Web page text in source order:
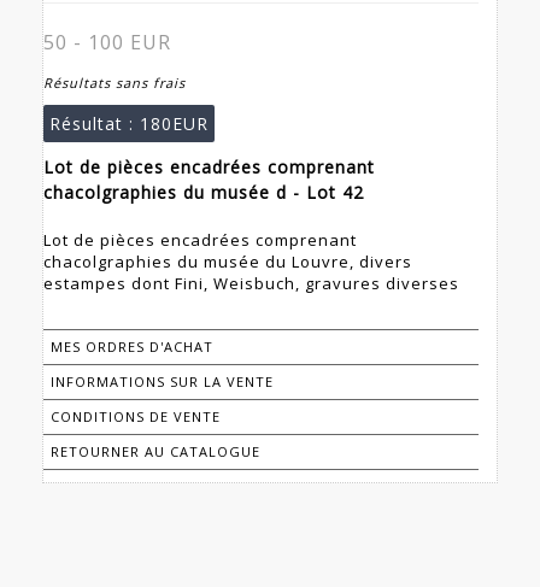
50 - 100 EUR
Résultats sans frais
Résultat : 180EUR
Lot de pièces encadrées comprenant
chacolgraphies du musée d - Lot 42
Lot de pièces encadrées comprenant
chacolgraphies du musée du Louvre, divers
estampes dont Fini, Weisbuch, gravures diverses
MES ORDRES D'ACHAT
INFORMATIONS SUR LA VENTE
CONDITIONS DE VENTE
RETOURNER AU CATALOGUE